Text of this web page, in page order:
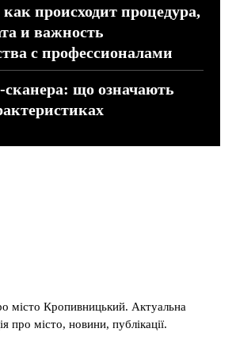
как происходит процедура,
и важность
с профессионалами
сканера: що означають
місто Кропивницький. Актуальна
про місто, новини, публікації.